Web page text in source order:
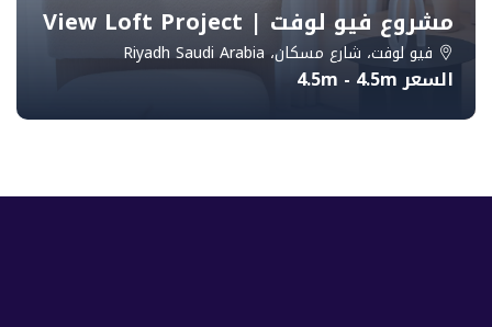
مشروع فيو لوفت | View Loft Project
فيو لوفت، شارع مسكان، Riyadh Saudi Arabia
السعر 4.5m - 4.5m